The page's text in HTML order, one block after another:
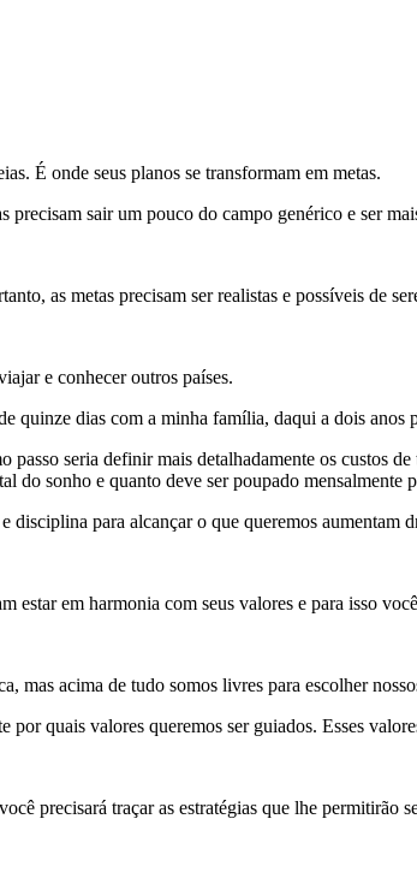
É onde seus planos se transformam em metas.
precisam sair um pouco do campo genérico e ser
as metas precisam ser realistas e possíveis de
e conhecer outros países.
quinze dias com a minha família, daqui a dois anos
seria definir mais detalhadamente os custos
do sonho e quanto deve ser poupado mensalmente
para alcançar o que queremos aumentam
estar em harmonia com seus valores e para isso
mas acima de tudo somos livres para escolher
quais valores queremos ser guiados. Esses
precisará traçar as estratégias que lhe permitirão